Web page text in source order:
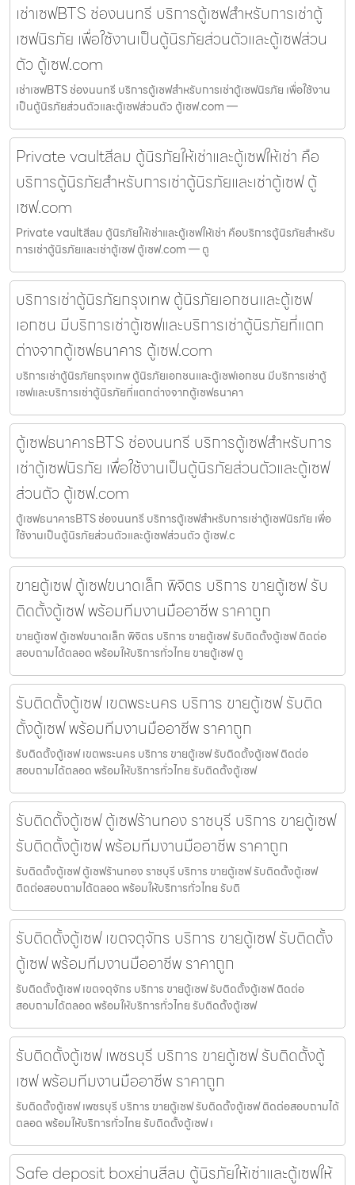
เช่าเซฟBTS ช่องนนทรี บริการตู้เซฟสำหรับการเช่าตู้
เซฟนิรภัย เพื่อใช้งานเป็นตู้นิรภัยส่วนตัวและตู้เซฟส่วน
ตัว ตู้เซฟ.com
เช่าเซฟBTS ช่องนนทรี บริการตู้เซฟสำหรับการเช่าตู้เซฟนิรภัย เพื่อใช้งาน
เป็นตู้นิรภัยส่วนตัวและตู้เซฟส่วนตัว ตู้เซฟ.com —
Private vaultสีลม ตู้นิรภัยให้เช่าและตู้เซฟให้เช่า คือ
บริการตู้นิรภัยสำหรับการเช่าตู้นิรภัยและเช่าตู้เซฟ ตู้
เซฟ.com
Private vaultสีลม ตู้นิรภัยให้เช่าและตู้เซฟให้เช่า คือบริการตู้นิรภัยสำหรับ
การเช่าตู้นิรภัยและเช่าตู้เซฟ ตู้เซฟ.com — ตู
บริการเช่าตู้นิรภัยกรุงเทพ ตู้นิรภัยเอกชนและตู้เซฟ
เอกชน มีบริการเช่าตู้เซฟและบริการเช่าตู้นิรภัยที่แตก
ต่างจากตู้เซฟธนาคาร ตู้เซฟ.com
บริการเช่าตู้นิรภัยกรุงเทพ ตู้นิรภัยเอกชนและตู้เซฟเอกชน มีบริการเช่าตู้
เซฟและบริการเช่าตู้นิรภัยที่แตกต่างจากตู้เซฟธนาคา
ตู้เซฟธนาคารBTS ช่องนนทรี บริการตู้เซฟสำหรับการ
เช่าตู้เซฟนิรภัย เพื่อใช้งานเป็นตู้นิรภัยส่วนตัวและตู้เซฟ
ส่วนตัว ตู้เซฟ.com
ตู้เซฟธนาคารBTS ช่องนนทรี บริการตู้เซฟสำหรับการเช่าตู้เซฟนิรภัย เพื่อ
ใช้งานเป็นตู้นิรภัยส่วนตัวและตู้เซฟส่วนตัว ตู้เซฟ.c
ขายตู้เซฟ ตู้เซฟขนาดเล็ก พิจิตร บริการ ขายตู้เซฟ รับ
ติดตั้งตู้เซฟ พร้อมทีมงานมืออาชีพ ราคาถูก
ขายตู้เซฟ ตู้เซฟขนาดเล็ก พิจิตร บริการ ขายตู้เซฟ รับติดตั้งตู้เซฟ ติดต่อ
สอบถามได้ตลอด พร้อมให้บริการทั่วไทย ขายตู้เซฟ ตู
รับติดตั้งตู้เซฟ เขตพระนคร บริการ ขายตู้เซฟ รับติด
ตั้งตู้เซฟ พร้อมทีมงานมืออาชีพ ราคาถูก
รับติดตั้งตู้เซฟ เขตพระนคร บริการ ขายตู้เซฟ รับติดตั้งตู้เซฟ ติดต่อ
สอบถามได้ตลอด พร้อมให้บริการทั่วไทย รับติดตั้งตู้เซฟ
รับติดตั้งตู้เซฟ ตู้เซฟร้านทอง ราชบุรี บริการ ขายตู้เซฟ
รับติดตั้งตู้เซฟ พร้อมทีมงานมืออาชีพ ราคาถูก
รับติดตั้งตู้เซฟ ตู้เซฟร้านทอง ราชบุรี บริการ ขายตู้เซฟ รับติดตั้งตู้เซฟ
ติดต่อสอบถามได้ตลอด พร้อมให้บริการทั่วไทย รับติ
รับติดตั้งตู้เซฟ เขตจตุจักร บริการ ขายตู้เซฟ รับติดตั้ง
ตู้เซฟ พร้อมทีมงานมืออาชีพ ราคาถูก
รับติดตั้งตู้เซฟ เขตจตุจักร บริการ ขายตู้เซฟ รับติดตั้งตู้เซฟ ติดต่อ
สอบถามได้ตลอด พร้อมให้บริการทั่วไทย รับติดตั้งตู้เซฟ
รับติดตั้งตู้เซฟ เพชรบุรี บริการ ขายตู้เซฟ รับติดตั้งตู้
เซฟ พร้อมทีมงานมืออาชีพ ราคาถูก
รับติดตั้งตู้เซฟ เพชรบุรี บริการ ขายตู้เซฟ รับติดตั้งตู้เซฟ ติดต่อสอบถามได้
ตลอด พร้อมให้บริการทั่วไทย รับติดตั้งตู้เซฟ เ
Safe deposit boxย่านสีลม ตู้นิรภัยให้เช่าและตู้เซฟให้